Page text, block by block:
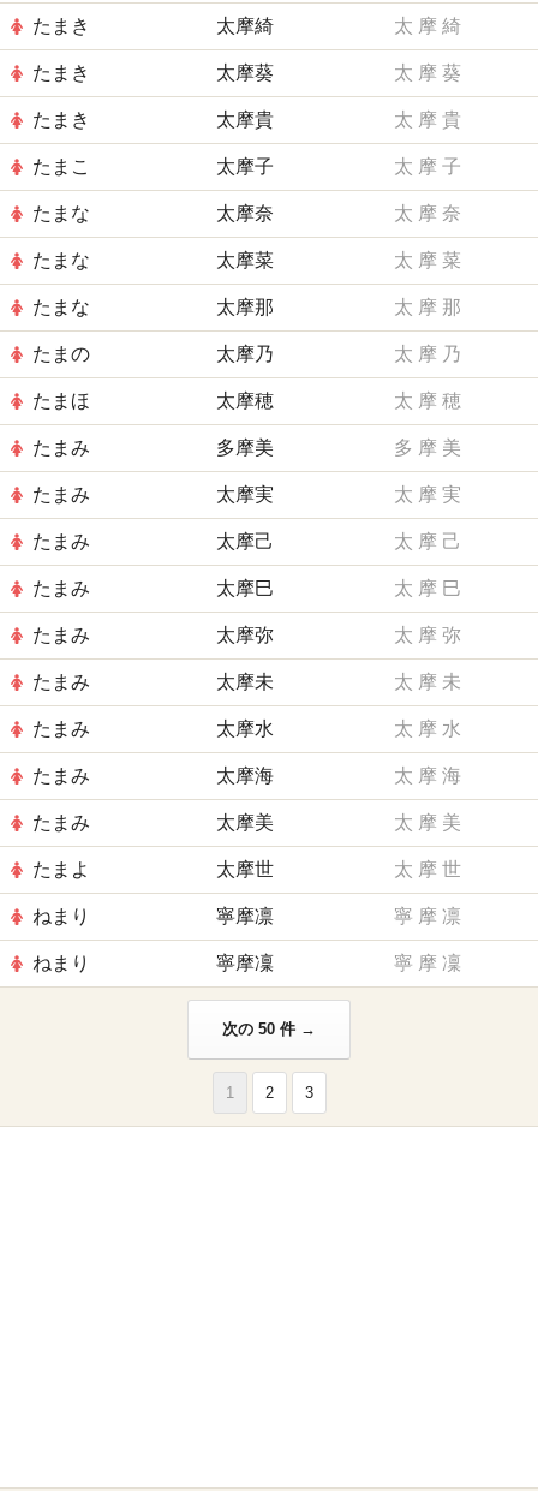
たまき 太摩綺 太 摩 綺
たまき 太摩葵 太 摩 葵
たまき 太摩貴 太 摩 貴
たまこ 太摩子 太 摩 子
たまな 太摩奈 太 摩 奈
たまな 太摩菜 太 摩 菜
たまな 太摩那 太 摩 那
たまの 太摩乃 太 摩 乃
たまほ 太摩穂 太 摩 穂
たまみ 多摩美 多 摩 美
たまみ 太摩実 太 摩 実
たまみ 太摩己 太 摩 己
たまみ 太摩巳 太 摩 巳
たまみ 太摩弥 太 摩 弥
たまみ 太摩未 太 摩 未
たまみ 太摩水 太 摩 水
たまみ 太摩海 太 摩 海
たまみ 太摩美 太 摩 美
たまよ 太摩世 太 摩 世
ねまり 寧摩凛 寧 摩 凛
ねまり 寧摩凜 寧 摩 凜
次の 50 件 →
1 2 3